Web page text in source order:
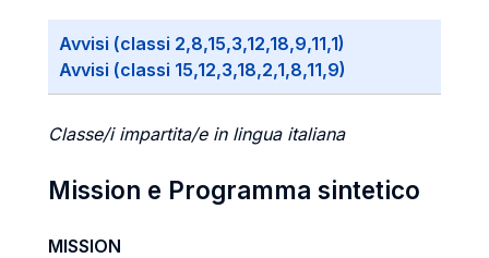
Avvisi (classi 2,8,15,3,12,18,9,11,1)
Avvisi (classi 15,12,3,18,2,1,8,11,9)
Classe/i impartita/e in lingua italiana
Mission e Programma sintetico
MISSION